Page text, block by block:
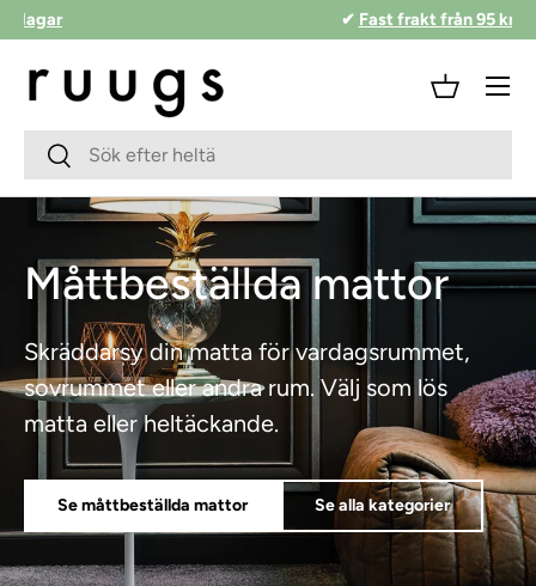
Hoppa till innehåll
Snabb leverans 2-4 vardagar
Sökfält
Skicka
Korg
Meny
Måttbeställda mattor
Skräddarsy din matta för vardagsrummet,
sovrummet eller andra rum. Välj som lös
matta eller heltäckande.
Se måttbeställda mattor Se alla kategorier